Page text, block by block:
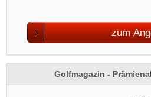
zum
Golfmagazin -